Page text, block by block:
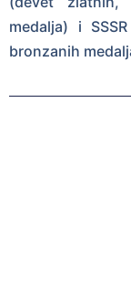
medalja) i
bronzanih